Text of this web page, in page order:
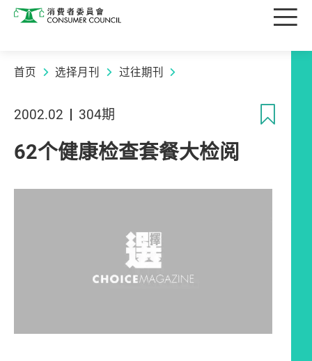
消费者委员会 目
首页 选择月刊 过往期刊
2002.02 304期
62个健康检查套餐大检阅